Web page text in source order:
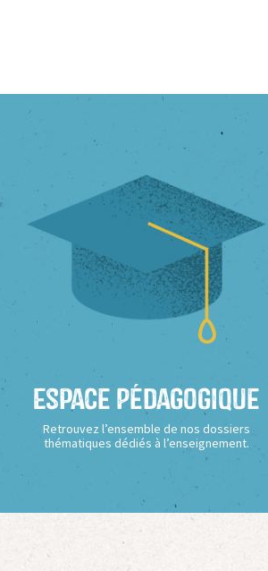
Espace Pédagogique
Retrouvez l’ensemble de nos dossiers
thématiques dédiés à l’enseignement.